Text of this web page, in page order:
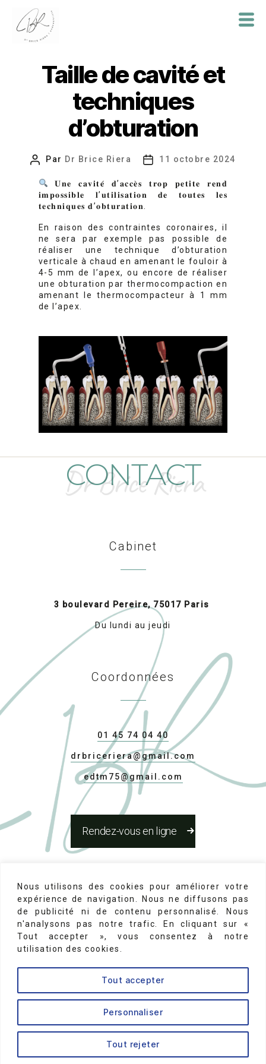
Nous utilisons des cookies pour améliorer votre
expérience de navigation. Nous ne diffusons pas
de publicité ni de contenu personnalisé. Nous
n'analysons pas notre trafic. En cliquant sur «
Tout accepter », vous consentez à notre
utilisation des cookies.
Personnaliser
Tout rejeter
Tout accepter
Taille de cavité et
techniques
d’obturation
Auteur
l’article
Par Dr Brice Riera
Date
l’article
11 octobre 2024
𝐔𝐧𝐞 𝐜𝐚𝐯𝐢𝐭𝐞́ 𝐝’𝐚𝐜𝐜𝐞̀𝐬 𝐭𝐫𝐨𝐩 𝐩𝐞𝐭𝐢𝐭𝐞 𝐫𝐞𝐧𝐝
𝐢𝐦𝐩𝐨𝐬𝐬𝐢𝐛𝐥𝐞 𝐥’𝐮𝐭𝐢𝐥𝐢𝐬𝐚𝐭𝐢𝐨𝐧 𝐝𝐞 𝐭𝐨𝐮𝐭𝐞𝐬 𝐥𝐞𝐬
𝐭𝐞𝐜𝐡𝐧𝐢𝐪𝐮𝐞𝐬 𝐝’𝐨𝐛𝐭𝐮𝐫𝐚𝐭𝐢𝐨𝐧.
En raison des contraintes coronaires, il
ne sera par exemple pas possible de
réaliser une technique d’obturation
verticale à chaud en amenant le fouloir à
4-5 mm de l’apex, ou encore de réaliser
une obturation par thermocompaction en
amenant le thermocompacteur à 1 mm
de l’apex.
CONTACT
Dr Brice Riera
Cabinet
3 boulevard Pereire, 75017 Paris
Du lundi au jeudi
Coordonnées
01 45 74 04 40
drbriceriera@gmail.com
edtm75@gmail.com
Rendez-vous en ligne
-
N°d'inscription au conseil de
l'ordre des chirurgiens dentistes 75-22131
↑